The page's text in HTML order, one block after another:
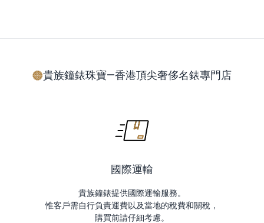
貴族鐘錶珠寶—香港頂尖奢侈名錶專門店
國際運輸
貴族鐘錶提供國際運輸服務。
惟客戶需自行負責運費以及當地的稅費和關稅，
購買前請仔細考慮。